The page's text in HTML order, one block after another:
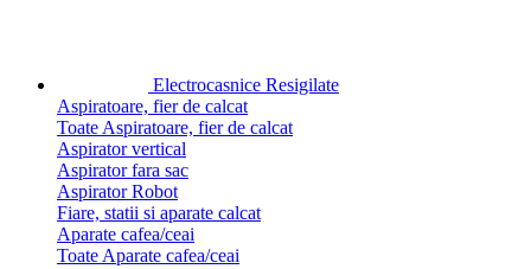
Electrocasnice Resigilate
Aspiratoare, fier de calcat
Toate Aspiratoare, fier de calcat
Aspirator vertical
Aspirator fara sac
Aspirator Robot
Fiare, statii si aparate calcat
Aparate cafea/ceai
Toate Aparate cafea/ceai